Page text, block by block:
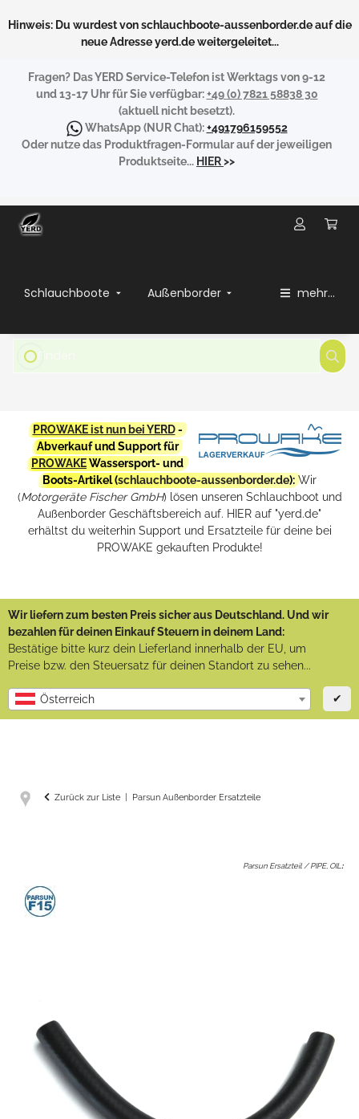
Hinweis: Du wurdest von schlauchboote-aussenborder.de auf die
neue Adresse yerd.de weitergeleitet...
Fragen? Das YERD Service-Telefon ist Werktags von 9-12
und 13-17 Uhr für Sie verfügbar:+49 (0) 7821 58838 30
(aktuell nicht besetzt).
WhatsApp(NUR Chat):+491796159552
Oder nutze das Produktfragen-Formular auf der jeweiligen
Produktseite... HIER>>
Schlauchboote Außenborder mehr...
PROWAKE ist nun bei YERD-
Abverkauf und Support für
PROWAKEWassersport- und
Boots-Artikel (schlauchboote-aussenborder.de): Wir
(Motorgeräte Fischer GmbH) lösen unseren Schlauchboot und
Außenborder Geschäftsbereich auf. HIER auf "yerd.de"
erhältst du weiterhin Support und Ersatzteile für deine bei
PROWAKE gekauften Produkte!
Wir liefern zum besten Preis sicher aus Deutschland. Und wir
bezahlen für deinen Einkauf Steuern in deinem Land:
Bestätige bitte kurz dein Lieferland innerhalb der EU, um
Preise bzw. den Steuersatz für deinen Standort zu sehen...
Österreich ✔
Zurück zur Liste Parsun Außenborder Ersatzteile
Parsun Ersatzteil / PIPE, OIL :